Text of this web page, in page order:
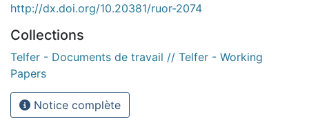
http://dx.doi.org/10.20381/ruor-2074
Collections
Telfer - Documents de travail // Telfer - Working
Papers
Notice complète